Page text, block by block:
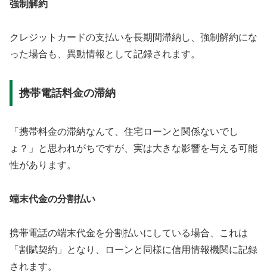
強制解約
クレジットカードの支払いを長期間滞納し、強制解約にな
った場合も、異動情報として記録されます。
携帯電話料金の滞納
「携帯料金の滞納なんて、住宅ローンと関係ないでし
ょ？」と思われがちですが、実は大きな影響を与える可能
性があります。
端末代金の分割払い
携帯電話の端末代金を分割払いにしている場合、これは
「割賦契約」となり、ローンと同様に信用情報機関に記録
されます。